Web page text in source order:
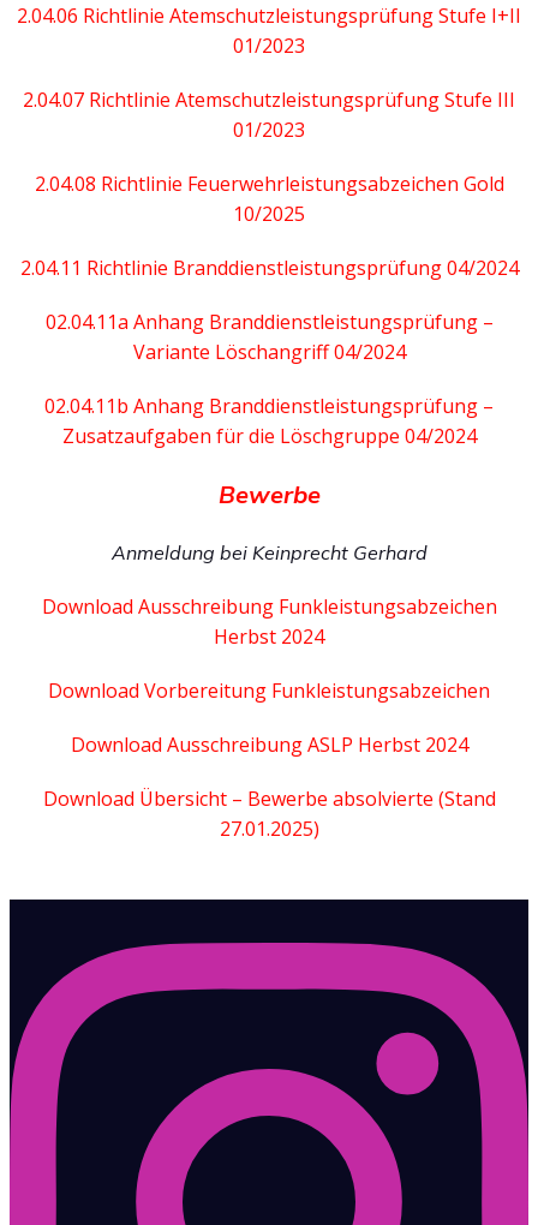
2.04.06 Richtlinie Atemschutzleistungsprüfung Stufe I+II
01/2023
2.04.07 Richtlinie Atemschutzleistungsprüfung Stufe III
01/2023
2.04.08 Richtlinie Feuerwehrleistungsabzeichen Gold
10/2025
2.04.11 Richtlinie Branddienstleistungsprüfung 04/2024
02.04.11a Anhang Branddienstleistungsprüfung –
Variante Löschangriff 04/2024
02.04.11b Anhang Branddienstleistungsprüfung –
Zusatzaufgaben für die Löschgruppe 04/2024
Bewerbe
Anmeldung bei Keinprecht Gerhard
Download Ausschreibung Funkleistungsabzeichen
Herbst 2024
Download Vorbereitung Funkleistungsabzeichen
Download Ausschreibung ASLP Herbst 2024
Download Übersicht – Bewerbe absolvierte (Stand
27.01.2025)